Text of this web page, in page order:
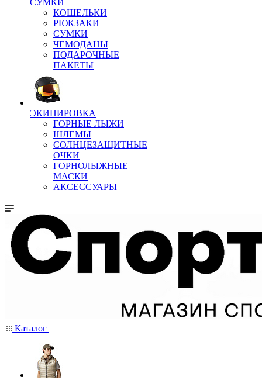
СУМКИ
КОШЕЛЬКИ
РЮКЗАКИ
СУМКИ
ЧЕМОДАНЫ
ПОДАРОЧНЫЕ
ПАКЕТЫ
ЭКИПИРОВКА
ГОРНЫЕ ЛЫЖИ
ШЛЕМЫ
СОЛНЦЕЗАЩИТНЫЕ
ОЧКИ
ГОРНОЛЫЖНЫЕ
МАСКИ
АКСЕССУАРЫ
Каталог